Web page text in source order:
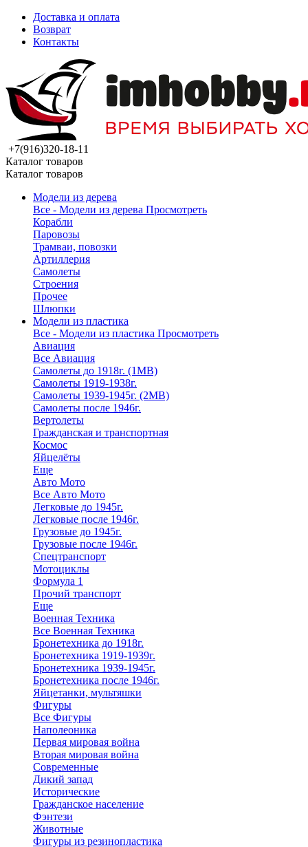
Доставка и оплата
Возврат
Контакты
+7(916)320-18-11
Каталог товаров
Каталог товаров
Модели из дерева
Все - Модели из дерева Просмотреть
Корабли
Паровозы
Трамваи, повозки
Артиллерия
Самолеты
Строения
Прочее
Шлюпки
Модели из пластика
Все - Модели из пластика Просмотреть
Авиация
Все Авиация
Самолеты до 1918г. (1МВ)
Самолеты 1919-1938г.
Самолеты 1939-1945г. (2МВ)
Самолеты после 1946г.
Вертолеты
Гражданская и транспортная
Космос
Яйцелёты
Еще
Авто Мото
Все Авто Мото
Легковые до 1945г.
Легковые после 1946г.
Грузовые до 1945г.
Грузовые после 1946г.
Спецтранспорт
Мотоциклы
Формула 1
Прочий транспорт
Еще
Военная Техника
Все Военная Техника
Бронетехника до 1918г.
Бронетехника 1919-1939г.
Бронетехника 1939-1945г.
Бронетехника после 1946г.
Яйцетанки, мультяшки
Фигуры
Все Фигуры
Наполеоника
Первая мировая война
Вторая мировая война
Современные
Дикий запад
Исторические
Гражданское население
Фэнтези
Животные
Фигуры из резинопластика